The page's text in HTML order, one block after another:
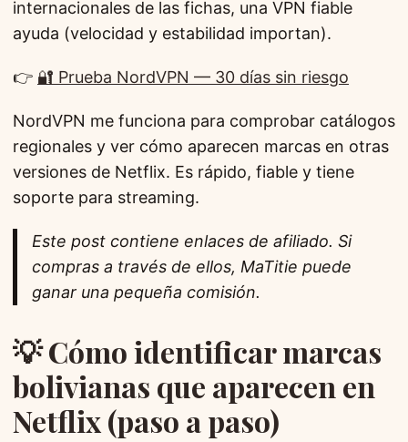
internacionales de las fichas, una VPN fiable
ayuda (velocidad y estabilidad importan).
👉 🔐 Prueba NordVPN — 30 días sin riesgo
NordVPN me funciona para comprobar catálogos
regionales y ver cómo aparecen marcas en otras
versiones de Netflix. Es rápido, fiable y tiene
soporte para streaming.
Este post contiene enlaces de afiliado. Si
compras a través de ellos, MaTitie puede
ganar una pequeña comisión.
💡 Cómo identificar marcas
bolivianas que aparecen en
Netflix (paso a paso)